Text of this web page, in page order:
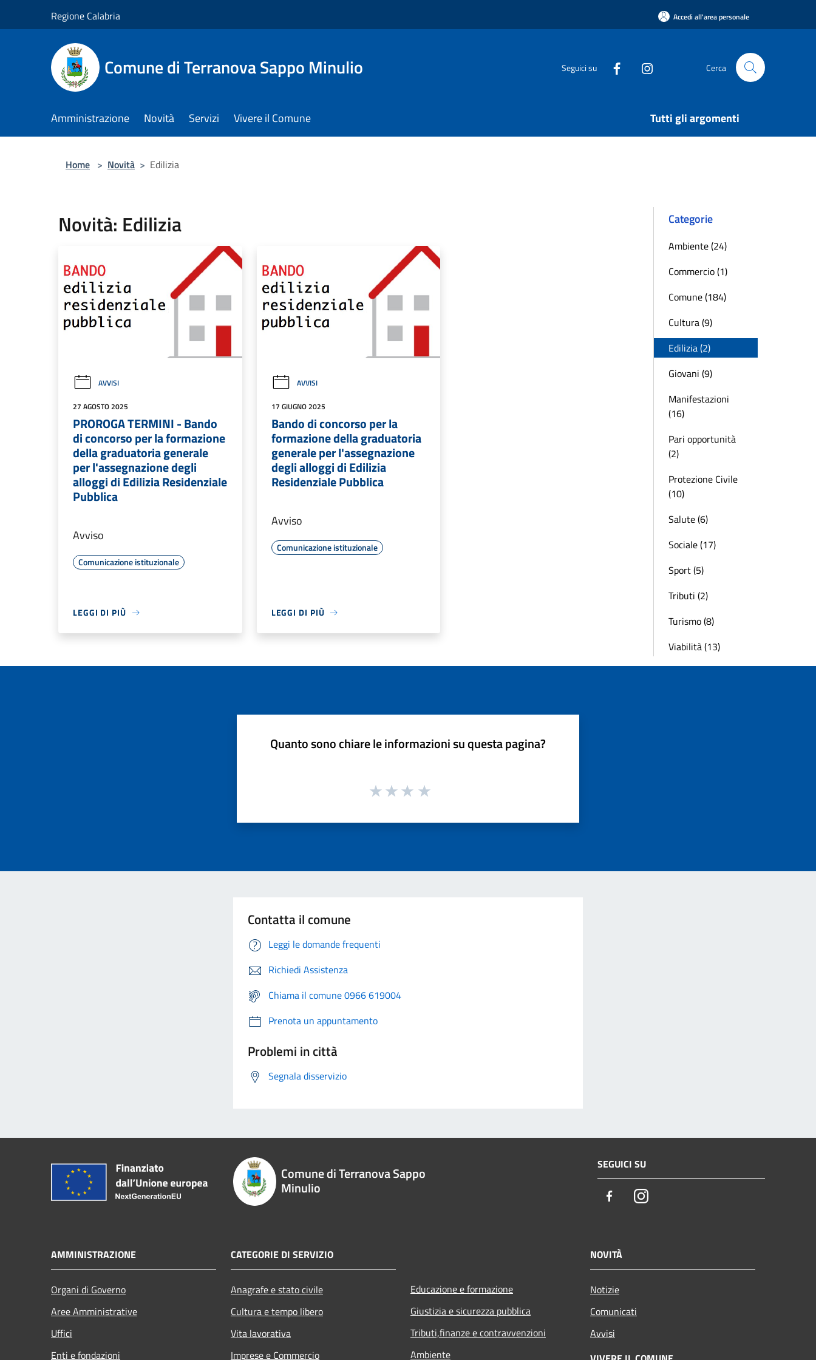
Regione Calabria Accedi all'area personale
Comune di Terranova Sappo Minulio Seguici su Cerca
Amministrazione Novità Servizi Vivere il Comune Tutti gli argomenti
Home > Novità > Edilizia
Novità: Edilizia
AVVISI
27 AGOSTO 2025
PROROGA TERMINI - Bando
di concorso per la formazione
della graduatoria generale
per l'assegnazione degli
alloggi di Edilizia Residenziale
Pubblica
Avviso
Comunicazione istituzionale
LEGGI DI PIÙ
AVVISI
17 GIUGNO 2025
Bando di concorso per la
formazione della graduatoria
generale per l'assegnazione
degli alloggi di Edilizia
Residenziale Pubblica
Avviso
Comunicazione istituzionale
LEGGI DI PIÙ
Categorie
Ambiente (24)
Commercio (1)
Comune (184)
Cultura (9)
Edilizia (2)
Giovani (9)
Manifestazioni
(16)
Pari opportunità
(2)
Protezione Civile
(10)
Salute (6)
Sociale (17)
Sport (5)
Tributi (2)
Turismo (8)
Viabilità (13)
Quanto sono chiare le informazioni su questa pagina?
Contatta il comune
Leggi le domande frequenti
Richiedi Assistenza
Chiama il comune 0966 619004
Prenota un appuntamento
Problemi in città
Segnala disservizio
Comune di Terranova Sappo
Minulio
SEGUICI SU
FacebookInstagram
AMMINISTRAZIONE
Organi di Governo
Aree Amministrative
Uffici
Enti e fondazioni
CATEGORIE DI SERVIZIO
Anagrafe e stato civile
Cultura e tempo libero
Vita lavorativa
Imprese e Commercio
Educazione e formazione
Giustizia e sicurezza pubblica
Tributi,finanze e contravvenzioni
Ambiente
NOVITÀ
Notizie
Comunicati
Avvisi